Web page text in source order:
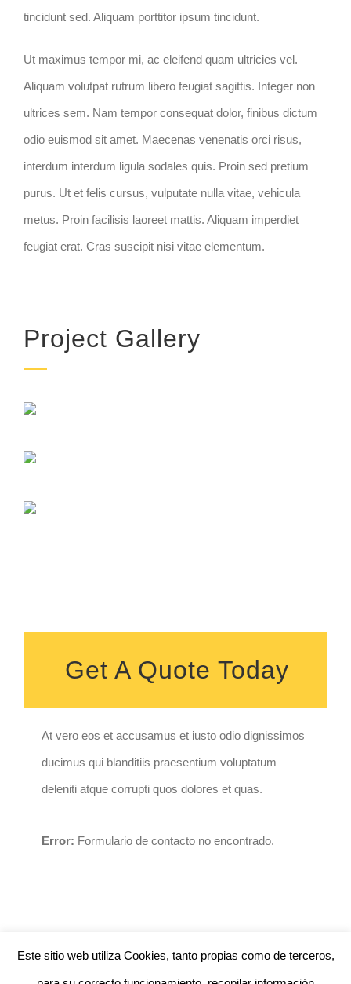
tincidunt sed. Aliquam porttitor ipsum tincidunt.
Ut maximus tempor mi, ac eleifend quam ultricies vel.
Aliquam volutpat rutrum libero feugiat sagittis. Integer non
ultrices sem. Nam tempor consequat dolor, finibus dictum
odio euismod sit amet. Maecenas venenatis orci risus,
interdum interdum ligula sodales quis. Proin sed pretium
purus. Ut et felis cursus, vulputate nulla vitae, vehicula
metus. Proin facilisis laoreet mattis. Aliquam imperdiet
feugiat erat. Cras suscipit nisi vitae elementum.
Project Gallery
Get A Quote Today
At vero eos et accusamus et iusto odio dignissimos
ducimus qui blanditiis praesentium voluptatum
deleniti atque corrupti quos dolores et quas.
Error: Formulario de contacto no encontrado.
Este sitio web utiliza Cookies, tanto propias como de terceros,